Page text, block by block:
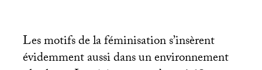
Les motifs de la féminisation s’insèrent
évidemment aussi dans un environnement